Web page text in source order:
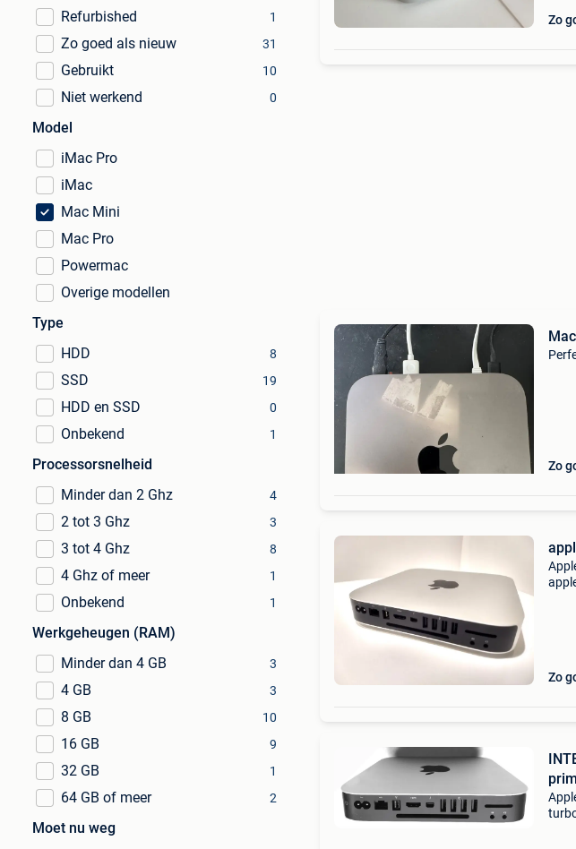
Refurbished 1
Zo goed als nieuw 31
Gebruikt 10
Niet werkend 0
Model
iMac Pro
iMac
Mac Mini
Mac Pro
Powermac
Overige modellen
Type
HDD
8
SSD 19
HDD en SSD 0
Onbekend 1
Processorsnelheid
Minder dan 2 Ghz
4
2 tot 3 Ghz 3
3 tot 4 Ghz 8
4 Ghz of meer 1
Onbekend 1
Werkgeheugen (RAM)
Minder dan 4 GB
3
4 GB 3
8 GB 10
16 GB 9
32 GB 1
64 GB of meer 2
Moet nu weg
Zo
Zo
Zo